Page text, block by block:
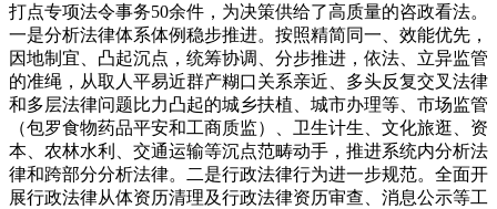
打点专项法令事务50余件，为决策供给了高质量的咨政看法。
一是分析法律体系体例稳步推进。按照精简同一、效能优先，
因地制宜、凸起沉点，统筹协调、分步推进，依法、立异监管
的准绳，从取人平易近群产糊口关系亲近、多头反复交叉法律
和多层法律问题比力凸起的城乡扶植、城市办理等、市场监管
（包罗食物药品平安和工商质监）、卫生计生、文化旅逛、资
本、农林水利、交通运输等沉点范畴动手，推进系统内分析法
律和跨部分分析法律。二是行政法律行为进一步规范。全面开
展行政法律从体资历清理及行政法律资历审查、消息公示等工